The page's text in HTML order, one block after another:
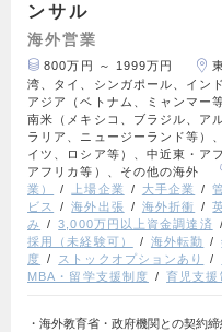
ンサル
海外営業
800万円 ～ 1999万円
湾、タイ、シンガポール、イン
アジア（ベトナム、ミャンマー
南米（メキシコ、ブラジル、ア
ラリア、ニュージーランド等）
イツ、ロシア等）、中近東・ア
アフリカ等）、その他の海外
業）
上場企業 大手企業
ビス
海外出張 海外折衝
み
3,000万円以上資金調達済
採用（未経験可）
海外転勤
度
ストックオプションあり
MBA・留学支援制度
育児支援
・海外教育省・政府機関との契約